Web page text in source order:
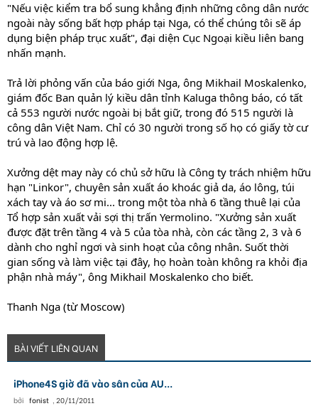
"Nếu việc kiểm tra bổ sung khẳng định những công dân nước
ngoài này sống bất hợp pháp tại Nga, có thể chúng tôi sẽ áp
dụng biện pháp trục xuất", đại diện Cục Ngoại kiều liên bang
nhấn mạnh.
Trả lời phỏng vấn của báo giới Nga, ông Mikhail Moskalenko,
giám đốc Ban quản lý kiều dân tỉnh Kaluga thông báo, có tất
cả 553 người nước ngoài bị bắt giữ, trong đó 515 người là
công dân Việt Nam. Chỉ có 30 người trong số họ có giấy tờ cư
trú và lao động hợp lệ.
Xưởng dệt may này có chủ sở hữu là Công ty trách nhiệm hữu
hạn "Linkor", chuyên sản xuất áo khoác giả da, áo lông, túi
xách tay và áo sơ mi... trong một tòa nhà 6 tầng thuê lại của
Tổ hợp sản xuất vải sợi thị trấn Yermolino. "Xưởng sản xuất
được đặt trên tầng 4 và 5 của tòa nhà, còn các tầng 2, 3 và 6
dành cho nghỉ ngơi và sinh hoạt của công nhân. Suốt thời
gian sống và làm việc tại đây, họ hoàn toàn không ra khỏi địa
phận nhà máy", ông Mikhail Moskalenko cho biết.
Thanh Nga (từ Moscow)
BÀI VIẾT LIÊN QUAN
iPhone4S giờ đã vào sân của AU...
bởi fonist , 20/11/2011